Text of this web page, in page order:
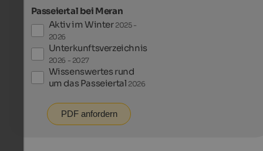
Passeiertal bei Meran
Aktiv im Winter 2025 -
2026
Unterkunftsverzeichnis
2026 - 2027
Wissenswertes rund
um das Passeiertal 2026
PDF anfordern